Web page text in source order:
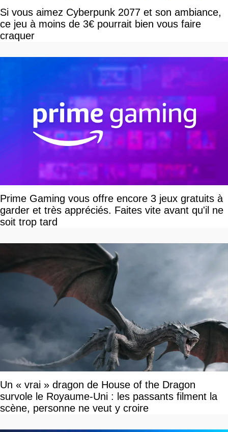
Si vous aimez Cyberpunk 2077 et son ambiance,
ce jeu à moins de 3€ pourrait bien vous faire
craquer
Prime Gaming vous offre encore 3 jeux gratuits à
garder et très appréciés. Faites vite avant qu'il ne
soit trop tard
Un « vrai » dragon de House of the Dragon
survole le Royaume-Uni : les passants filment la
scène, personne ne veut y croire